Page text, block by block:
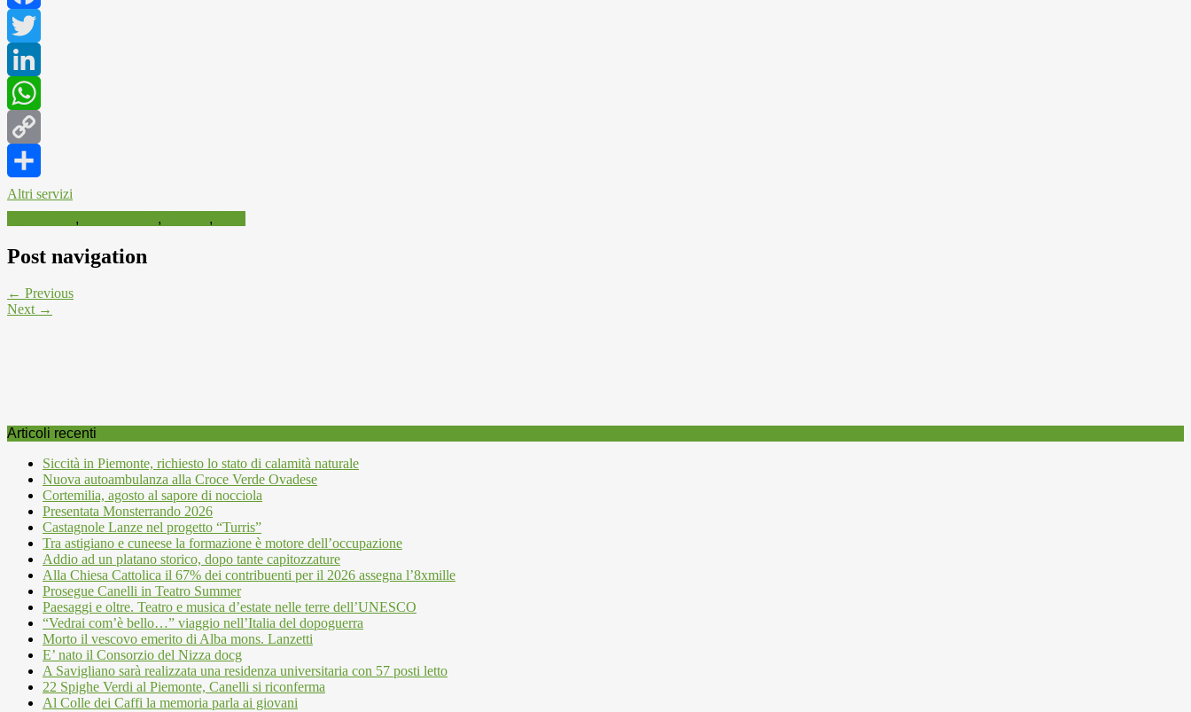
Facebook
Twitter
LinkedIn
WhatsApp
Copy
Link
Altri servizi
, , ,
Post navigation
← Previous
Next →
Articoli recenti
Siccità in Piemonte, richiesto lo stato di calamità naturale
Nuova autoambulanza alla Croce Verde Ovadese
Cortemilia, agosto al sapore di nocciola
Presentata Monsterrando 2026
Castagnole Lanze nel progetto “Turris”
Tra astigiano e cuneese la formazione è motore dell’occupazione
Addio ad un platano storico, dopo tante capitozzature
Alla Chiesa Cattolica il 67% dei contribuenti per il 2026 assegna l’8xmille
Prosegue Canelli in Teatro Summer
Paesaggi e oltre. Teatro e musica d’estate nelle terre dell’UNESCO
“Vedrai com’è bello…” viaggio nell’Italia del dopoguerra
Morto il vescovo emerito di Alba mons. Lanzetti
E’ nato il Consorzio del Nizza docg
A Savigliano sarà realizzata una residenza universitaria con 57 posti letto
22 Spighe Verdi al Piemonte, Canelli si riconferma
Al Colle dei Caffi la memoria parla ai giovani